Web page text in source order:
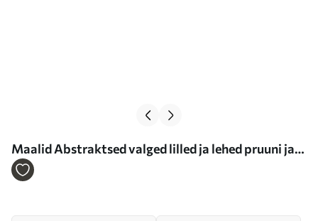
Maalid Abstraktsed valged lilled ja lehed pruuni ja
sinise taustaga, minimalistlikus stiilis abstraktsete